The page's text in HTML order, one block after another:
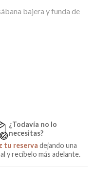
bajera y funda de
¿Todavía no lo
necesitas?
tu reserva dejando una
y recíbelo más adelante.